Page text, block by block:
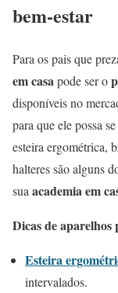
bem-estar
Para os pais que
em casapode ser o
disponíveis no
para que ele possa
esteira ergométrica,
halteres são alguns
sua academia em
Dicas de aparelhos
Esteira
intervalados.